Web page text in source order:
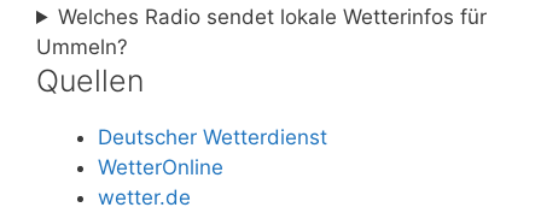
Welches Radio sendet lokale Wetterinfos für
Ummeln?
Quellen
Deutscher Wetterdienst
WetterOnline
wetter.de